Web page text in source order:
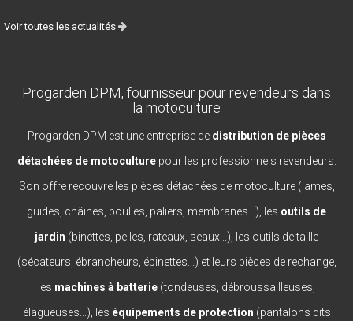
Voir toutes les actualités
Progarden DPM, fournisseur pour revendeurs dans
la motoculture
Progarden DPM est une entreprise de distribution de pièces
détachées de motoculturepour les professionnels revendeurs.
Son offre recouvre les pièces détachées de motoculture (lames,
guides, châines, poulies, paliers, membranes...), les outils de
jardin (binettes, pelles, rateaux, seaux...), les outils de taille
(sécateurs, ébrancheurs, épinettes...) et leurs pièces de rechange,
les machines à batterie (tondeuses, débroussailleuses,
élagueuses...), les équipements de protection (pantalons dits